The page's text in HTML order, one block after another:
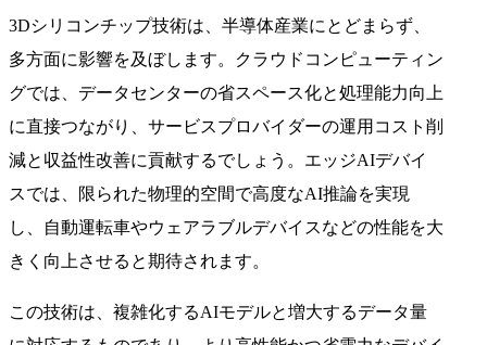
3Dシリコンチップ技術は、半導体産業にとどまらず、
多方面に影響を及ぼします。クラウドコンピューティン
グでは、データセンターの省スペース化と処理能力向上
に直接つながり、サービスプロバイダーの運用コスト削
減と収益性改善に貢献するでしょう。エッジAIデバイ
スでは、限られた物理的空間で高度なAI推論を実現
し、自動運転車やウェアラブルデバイスなどの性能を大
きく向上させると期待されます。
この技術は、複雑化するAIモデルと増大するデータ量